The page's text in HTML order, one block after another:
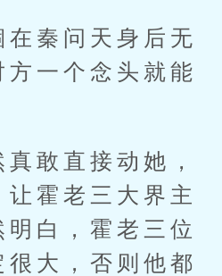
秦问天身后无
一个念头就能
敢直接动她，
霍老三大界主
白，霍老三位
大，否则他都